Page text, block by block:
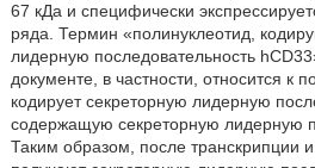
67 кДа и специфически
ряда. Термин «полинуклеотид,
лидерную последовательность
документе, в частности, относится к
кодирует секреторную лидерную
содержащую секреторную лидерную
Таким образом, после транскрипции